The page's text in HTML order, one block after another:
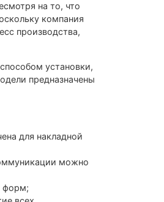
на то, что
компания
производства,
установки,
предназначены
для накладной
можно
форм;